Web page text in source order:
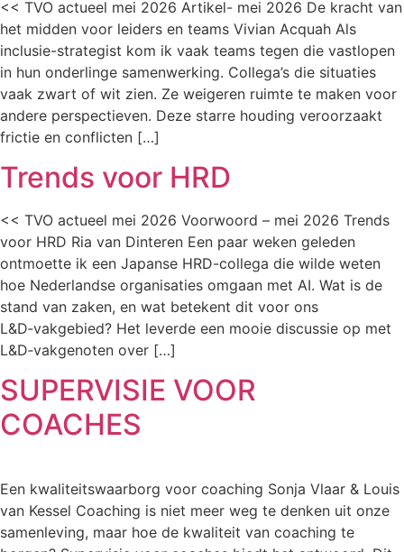
<< TVO actueel mei 2026 Artikel- mei 2026 De kracht van
het midden voor leiders en teams Vivian Acquah Als
inclusie-strategist kom ik vaak teams tegen die vastlopen
in hun onderlinge samenwerking. Collega’s die situaties
vaak zwart of wit zien. Ze weigeren ruimte te maken voor
andere perspectieven. Deze starre houding veroorzaakt
frictie en conflicten […]
Trends voor HRD
<< TVO actueel mei 2026 Voorwoord – mei 2026 Trends
voor HRD Ria van Dinteren Een paar weken geleden
ontmoette ik een Japanse HRD-collega die wilde weten
hoe Nederlandse organisaties omgaan met AI. Wat is de
stand van zaken, en wat betekent dit voor ons
L&D‑vakgebied? Het leverde een mooie discussie op met
L&D‑vakgenoten over […]
SUPERVISIE VOOR
COACHES
Een kwaliteitswaarborg voor coaching Sonja Vlaar & Louis
van Kessel Coaching is niet meer weg te denken uit onze
samenleving, maar hoe de kwaliteit van coaching te